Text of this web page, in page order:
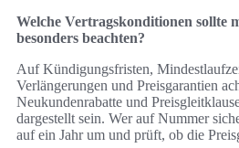
Welche Vertragskonditionen sollte
besonders beachten?
Auf Kündigungsfristen,
Verlängerungen und Preisgarantien
Neukundenrabatte und
dargestellt sein. Wer auf Nummer
auf ein Jahr um und prüft, ob die